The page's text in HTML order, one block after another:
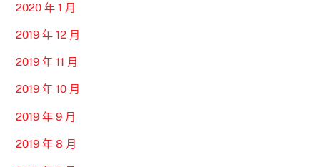
2020 年 1 月
2019 年 12 月
2019 年 11 月
2019 年 10 月
2019 年 9 月
2019 年 8 月